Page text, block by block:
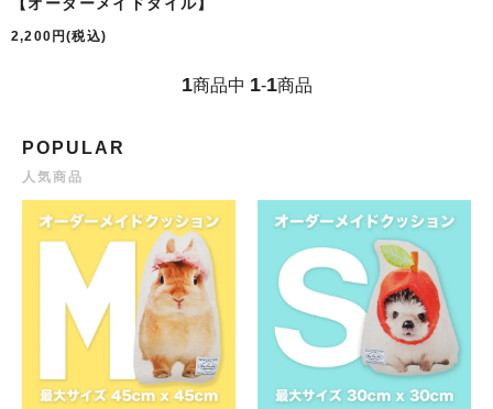
2,200円(税込)
1商品中 1-1商品
POPULAR
人気商品